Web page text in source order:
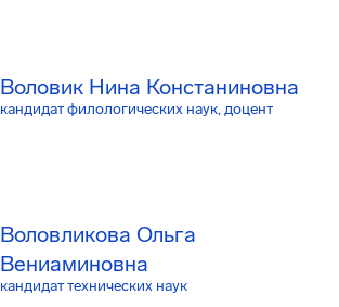
Воловик Нина Констаниновна
кандидат филологических наук, доцент
Воловликова Ольга
Вениаминовна
кандидат технических наук